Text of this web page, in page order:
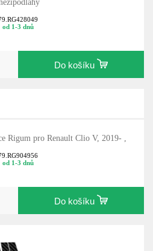
od 1-3 dnů
Do košíku
Rigum pro Renault Clio V, 2019- ,
od 1-3 dnů
Do košíku